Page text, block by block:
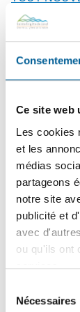
Ce site web
Les cookies
et les
médias
partageons
notre site
publicité et
avec
ou qu'ils ont
services.
Nécessaires
soirée
l’église
15 juin 2026
de
sécurité !
10 juin 2026
FINANCES
2025 et de
2 juin 2026